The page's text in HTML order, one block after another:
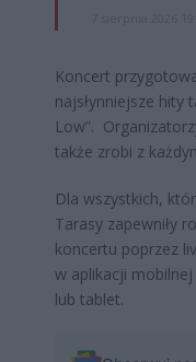
Koncert
najsłynniejsze hity
Low”.
także zrobi z
Dla wszystkich,
Tarasy zapewniły
koncertu poprzez
w aplikacji
lub tablet.